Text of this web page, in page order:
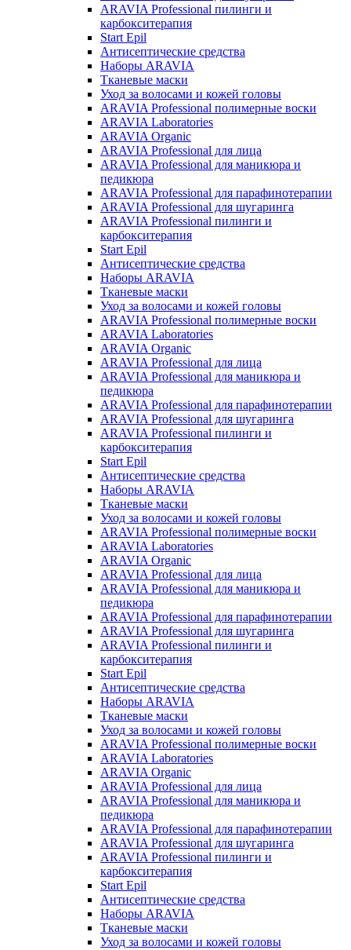
ARAVIA Professional пилинги и
карбокситерапия
Start Epil
Антисептические средства
Наборы ARAVIA
Тканевые маски
Уход за волосами и кожей головы
ARAVIA Professional полимерные воски
ARAVIA Laboratories
ARAVIA Organic
ARAVIA Professional для лица
ARAVIA Professional для маникюра и
педикюра
ARAVIA Professional для парафинотерапии
ARAVIA Professional для шугаринга
ARAVIA Professional пилинги и
карбокситерапия
Start Epil
Антисептические средства
Наборы ARAVIA
Тканевые маски
Уход за волосами и кожей головы
ARAVIA Professional полимерные воски
ARAVIA Laboratories
ARAVIA Organic
ARAVIA Professional для лица
ARAVIA Professional для маникюра и
педикюра
ARAVIA Professional для парафинотерапии
ARAVIA Professional для шугаринга
ARAVIA Professional пилинги и
карбокситерапия
Start Epil
Антисептические средства
Наборы ARAVIA
Тканевые маски
Уход за волосами и кожей головы
ARAVIA Professional полимерные воски
ARAVIA Laboratories
ARAVIA Organic
ARAVIA Professional для лица
ARAVIA Professional для маникюра и
педикюра
ARAVIA Professional для парафинотерапии
ARAVIA Professional для шугаринга
ARAVIA Professional пилинги и
карбокситерапия
Start Epil
Антисептические средства
Наборы ARAVIA
Тканевые маски
Уход за волосами и кожей головы
ARAVIA Professional полимерные воски
ARAVIA Laboratories
ARAVIA Organic
ARAVIA Professional для лица
ARAVIA Professional для маникюра и
педикюра
ARAVIA Professional для парафинотерапии
ARAVIA Professional для шугаринга
ARAVIA Professional пилинги и
карбокситерапия
Start Epil
Антисептические средства
Наборы ARAVIA
Тканевые маски
Уход за волосами и кожей головы